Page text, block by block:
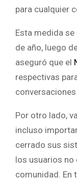
para cualquier
Esta medida
de año, luego
aseguró que el
respectivas
Por otro lado,
incluso
cerrado sus
los usuarios no
comunidad. En